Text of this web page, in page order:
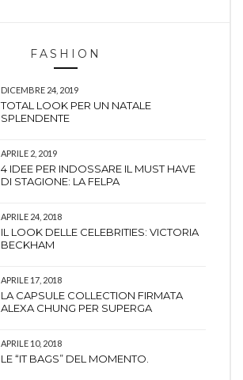
FASHION
DICEMBRE 24, 2019
TOTAL LOOK PER UN NATALE
SPLENDENTE
APRILE 2, 2019
4 IDEE PER INDOSSARE IL MUST HAVE
DI STAGIONE: LA FELPA
APRILE 24, 2018
IL LOOK DELLE CELEBRITIES: VICTORIA
BECKHAM
APRILE 17, 2018
LA CAPSULE COLLECTION FIRMATA
ALEXA CHUNG PER SUPERGA
APRILE 10, 2018
LE “IT BAGS” DEL MOMENTO.